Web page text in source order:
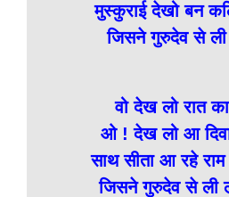
मुस्कुराई देखो बन
जिसने गुरुदेव से
वो देख लो रात
ओ ! देख लो आ
साथ सीता आ रहे
जिसने गुरुदेव से ली